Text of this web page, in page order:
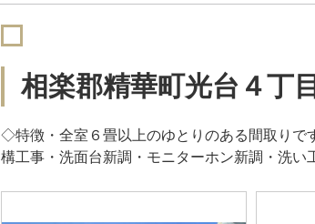
相楽郡精華町光台４丁
◇特徴・全室６畳以上のゆとりのある間取り
構工事・洗面台新調・モニターホン新調・洗い